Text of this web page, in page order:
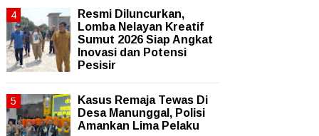
Resmi Diluncurkan,
Lomba Nelayan Kreatif
Sumut 2026 Siap Angkat
Inovasi dan Potensi
Pesisir
Kasus Remaja Tewas Di
Desa Manunggal, Polisi
Amankan Lima Pelaku